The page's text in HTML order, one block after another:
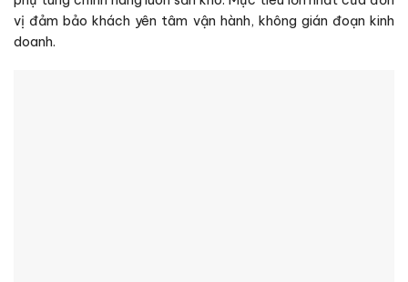
vị đảm bảo khách yên tâm vận hành, không gián đoạn kinh
doanh.